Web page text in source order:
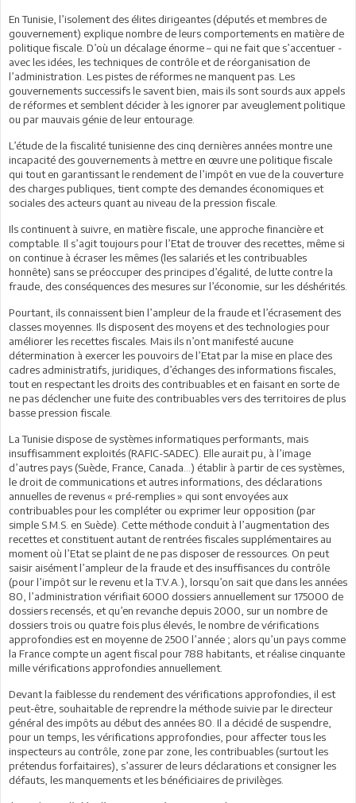
En Tunisie, l’isolement des élites dirigeantes (députés et membres de
gouvernement) explique nombre de leurs comportements en matière de
politique fiscale. D’où un décalage énorme – qui ne fait que s’accentuer -
avec les idées, les techniques de contrôle et de réorganisation de
l’administration. Les pistes de réformes ne manquent pas. Les
gouvernements successifs le savent bien, mais ils sont sourds aux appels
de réformes et semblent décider à les ignorer par aveuglement politique
ou par mauvais génie de leur entourage.
L’étude de la fiscalité tunisienne des cinq dernières années montre une
incapacité des gouvernements à mettre en œuvre une politique fiscale
qui tout en garantissant le rendement de l’impôt en vue de la couverture
des charges publiques, tient compte des demandes économiques et
sociales des acteurs quant au niveau de la pression fiscale.
Ils continuent à suivre, en matière fiscale, une approche financière et
comptable. Il s’agit toujours pour l’Etat de trouver des recettes, même si
on continue à écraser les mêmes (les salariés et les contribuables
honnête) sans se préoccuper des principes d’égalité, de lutte contre la
fraude, des conséquences des mesures sur l’économie, sur les déshérités.
Pourtant, ils connaissent bien l’ampleur de la fraude et l’écrasement des
classes moyennes. Ils disposent des moyens et des technologies pour
améliorer les recettes fiscales. Mais ils n’ont manifesté aucune
détermination à exercer les pouvoirs de l’Etat par la mise en place des
cadres administratifs, juridiques, d’échanges des informations fiscales,
tout en respectant les droits des contribuables et en faisant en sorte de
ne pas déclencher une fuite des contribuables vers des territoires de plus
basse pression fiscale.
La Tunisie dispose de systèmes informatiques performants, mais
insuffisamment exploités (RAFIC-SADEC). Elle aurait pu, à l’image
d’autres pays (Suède, France, Canada…) établir à partir de ces systèmes,
le droit de communications et autres informations, des déclarations
annuelles de revenus « pré-remplies » qui sont envoyées aux
contribuables pour les compléter ou exprimer leur opposition (par
simple S.M.S. en Suède). Cette méthode conduit à l’augmentation des
recettes et constituent autant de rentrées fiscales supplémentaires au
moment où l’Etat se plaint de ne pas disposer de ressources. On peut
saisir aisément l’ampleur de la fraude et des insuffisances du contrôle
(pour l’impôt sur le revenu et la T.V.A.), lorsqu’on sait que dans les années
80, l’administration vérifiait 6000 dossiers annuellement sur 175000 de
dossiers recensés, et qu’en revanche depuis 2000, sur un nombre de
dossiers trois ou quatre fois plus élevés, le nombre de vérifications
approfondies est en moyenne de 2500 l’année ; alors qu’un pays comme
la France compte un agent fiscal pour 788 habitants, et réalise cinquante
mille vérifications approfondies annuellement.
Devant la faiblesse du rendement des vérifications approfondies, il est
peut-être, souhaitable de reprendre la méthode suivie par le directeur
général des impôts au début des années 80. Il a décidé de suspendre,
pour un temps, les vérifications approfondies, pour affecter tous les
inspecteurs au contrôle, zone par zone, les contribuables (surtout les
prétendus forfaitaires), s’assurer de leurs déclarations et consigner les
défauts, les manquements et les bénéficiaires de privilèges.